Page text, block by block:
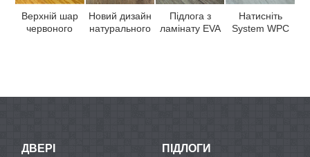
Верхній шар
червоного
Новий дизайн
натурального
Підлога з
ламінату EVA
Натисніть
System WPC
ДВЕРІ ПІДЛОГИ